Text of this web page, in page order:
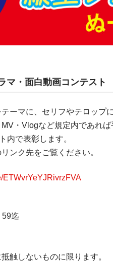
マ・面白動画コンテスト
テーマに、セリフやテロッ
・Vlogなど規定内であれば
内で表彰します。
ンク先をご覧ください。
ETWvrYeYJRivrzFVA
59迄
触しないものに限ります。